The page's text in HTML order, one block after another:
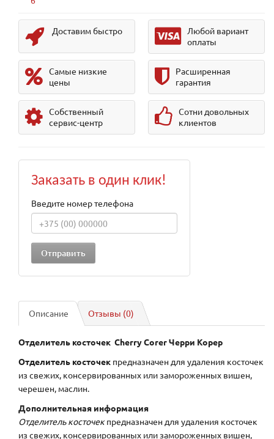
Доставим быстро
Любой вариант
оплаты
Самые низкие
цены
Расширенная
гарантия
Собственный
сервис-центр
Сотни довольных
клиентов
Заказать в один клик!
Введите номер телефона
Описание Отзывы (0)
Отделитель косточек Cherry Corer Черри Корер
Отделитель косточек предназначен для удаления косточек
из свежих, консервированных или замороженных вишен,
черешен, маслин.
Дополнительная информация
Отделитель косточекпредназначен для удаления косточек
из свежих, консервированных или замороженных вишен,